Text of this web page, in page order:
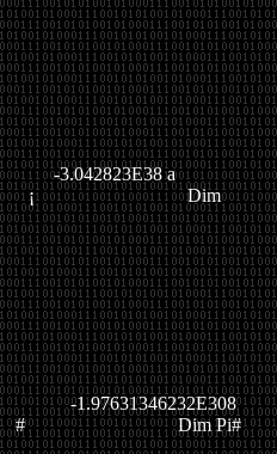
3.042823E38 a
¡ Dim
#Dim Pi#